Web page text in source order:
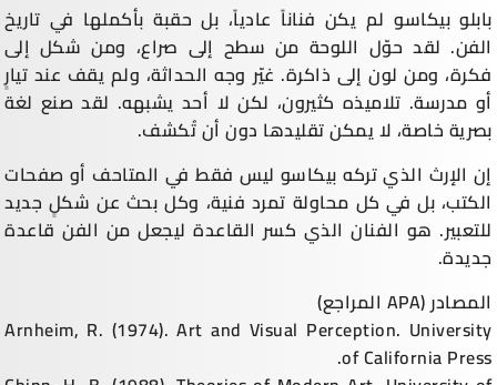
بابلو بيكاسو لم يكن فناناً عادياً، بل حقبة بأكملها في تاريخ
الفن. لقد حوّل اللوحة من سطح إلى صراع، ومن شكل إلى
فكرة، ومن لون إلى ذاكرة. غيّر وجه الحداثة، ولم يقف عند تيارٍ
أو مدرسة. تلاميذه كثيرون، لكن لا أحد يشبهه. لقد صنع لغة
بصرية خاصة، لا يمكن تقليدها دون أن تُكشف.
إن الإرث الذي تركه بيكاسو ليس فقط في المتاحف أو صفحات
الكتب، بل في كل محاولة تمرد فنية، وكل بحث عن شكلٍ جديد
للتعبير. هو الفنان الذي كسر القاعدة ليجعل من الفن قاعدة
جديدة.
المصادر (APA المراجع)
Arnheim, R. (1974). Art and Visual Perception. University
of California Press.